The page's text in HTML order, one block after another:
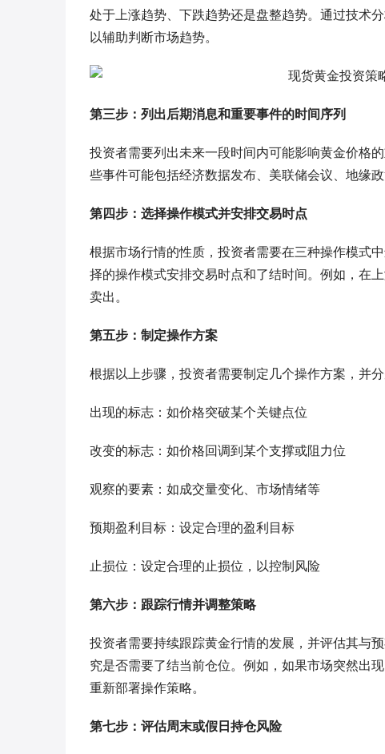
处于上涨趋势、下跌趋势还是盘整趋势。通过技术
以辅助判断市场趋势。
第三步：列出后期消息和重要事件的时间序列
投资者需要列出未来一段时间内可能影响黄金价格
些事件可能包括经济数据发布、美联储会议、地缘政
第四步：选择操作模式并安排交易时点
根据市场行情的性质，投资者需要在三种操作模式
择的操作模式安排交易时点和了结时间。例如，在
卖出。
第五步：制定操作方案
根据以上步骤，投资者需要制定几个操作方案，并分
出现的标志：如价格突破某个关键点位
改变的标志：如价格回调到某个支撑或阻力位
观察的要素：如成交量变化、市场情绪等
预期盈利目标：设定合理的盈利目标
止损位：设定合理的止损位，以控制风险
第六步：跟踪行情并调整策略
投资者需要持续跟踪黄金行情的发展，并评估其与
究是否需要了结当前仓位。例如，如果市场突然出
重新部署操作策略。
第七步：评估周末或假日持仓风险